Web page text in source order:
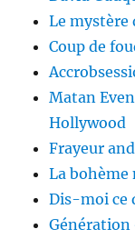
Le mystère
Coup de
Matan
Hollywood
Frayeur
La bohème
Dis-moi ce